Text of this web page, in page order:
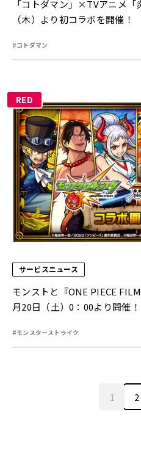
「コトダマン」×TVアニメ「
（木）より初コラボを開催！
#コトダマン
RED
サービスニュース
モンストと『ONE PIECE
月20日（土）0：00より開催！
#モンスターストライク
1 2